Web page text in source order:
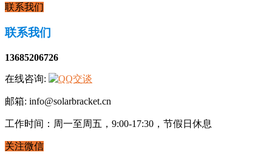
联系我们
联系我们
13685206726
在线咨询:
邮箱: info@solarbracket.cn
工作时间：周一至周五，9:00-17:30，节假日休息
关注微信